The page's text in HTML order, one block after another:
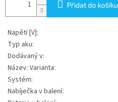
Přidat do košíku
Napětí [V]:
Typ aku:
Dodávaný v:
Název: Varianta:
Systém:
Nabíječka v balení: